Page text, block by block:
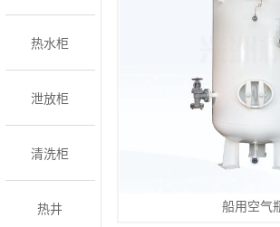
热水柜
泄放柜
清洗柜
热井 船用空气